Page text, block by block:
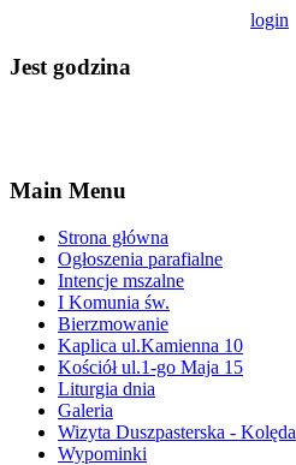
login
Jest godzina
Main Menu
Strona główna
Ogłoszenia parafialne
Intencje mszalne
I Komunia św.
Bierzmowanie
Kaplica ul.Kamienna 10
Kościół ul.1-go Maja 15
Liturgia dnia
Galeria
Wizyta Duszpasterska - Kolęda
Wypominki